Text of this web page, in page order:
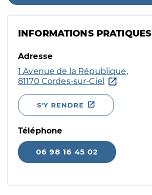
INFORMATIONS PRATIQUES
Adresse
1 Avenue de la République,
81170 Cordes-sur-Ciel
S'Y RENDRE
Téléphone
06 98 16 45 02